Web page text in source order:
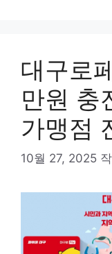
대구로
만원 충
가맹점
10월 27, 2025